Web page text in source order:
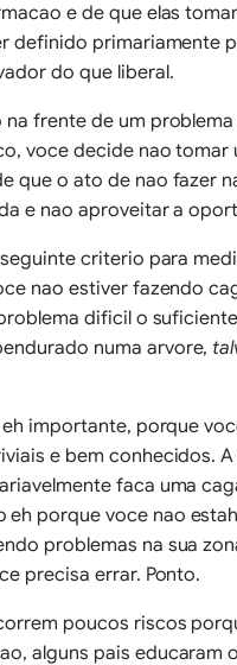
e de que elas
definido primariamente
do que liberal.
na frente de um
voce decide nao
que o ato de nao fazer
e nao aproveitar a
criterio para
nao estiver fazendo
dificil o
numa arvore,
importante, porque
e bem conhecidos.
faca uma
eh porque voce nao
problemas na sua
precisa errar. Ponto.
poucos riscos
alguns pais educaram